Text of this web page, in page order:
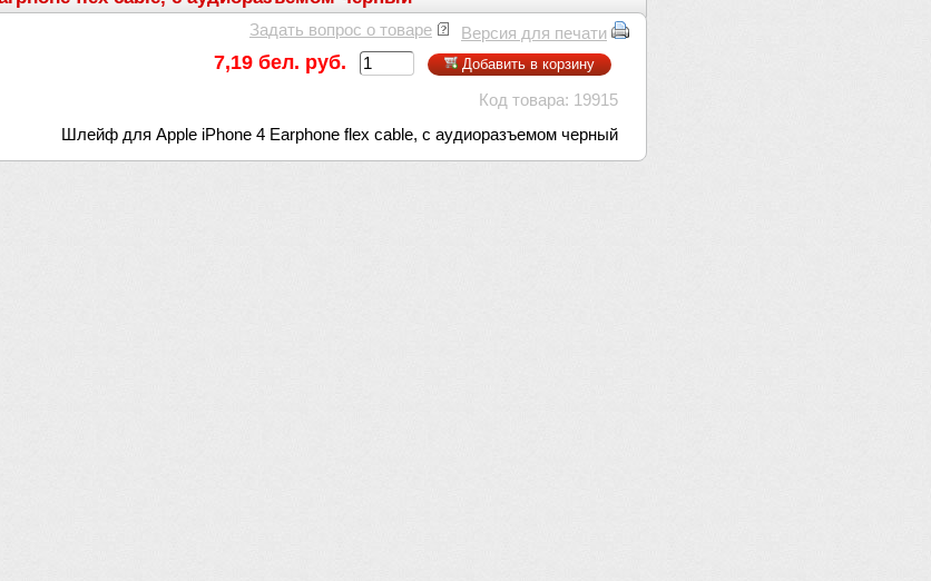
Версия для печати
Задать вопрос о товаре
7,19 бел. руб. Добавить в корзину
Код товара: 19915
Шлейф для Apple iPhone 4 Earphone flex cable, с аудиоразъемом черный